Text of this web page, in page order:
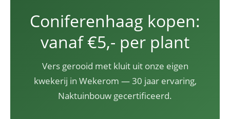
Coniferenhaag kopen:
vanaf €5,- per plant
Vers gerooid met kluit uit onze eigen
kwekerij in Wekerom — 30 jaar ervaring,
Naktuinbouw gecertificeerd.